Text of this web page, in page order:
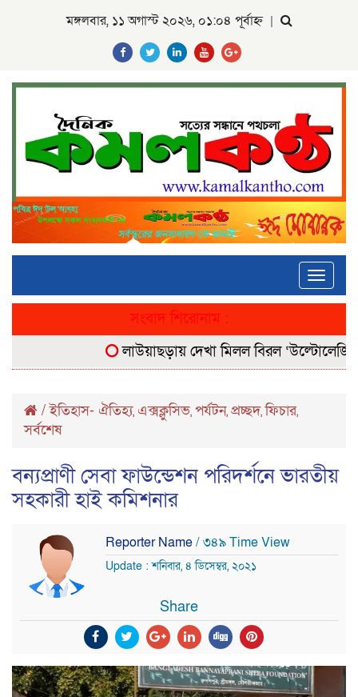
মঙ্গলবার, ১১ অগাস্ট ২০২৬, ০১:০৪ পূর্বাহ্ন |
Toggle
সংবাদ শিরোনাম :
লাউয়াছড়ায় দেখা মিলল বিরল ‘উল্টোলেজি’
/ইতিহাস- ঐতিহ্য, এক্সক্লুসিভ, পর্যটন, প্রচ্ছদ,ফিচার,
সর্বশেষ
বন্যপ্রাণী সেবা ফাউন্ডেশন পরিদর্শনে ভারতীয়
সহকারী হাই কমিশনার
Reporter Name/ ৩৪৯ Time View
Update : শনিবার, ৪ ডিসেম্বর, ২০২১
Share